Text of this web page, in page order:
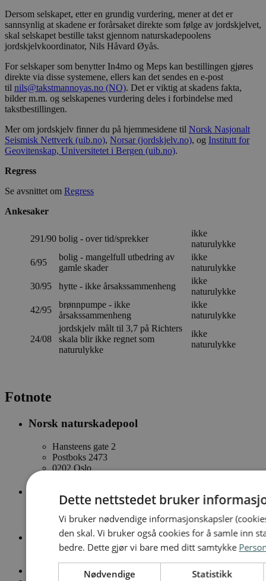
Dersom selskapet, etter en grundig vurdering, mener at det er
sannsynlig at skadene er forårsaket direkte som følge av jordskjelvet,
skal selskapet bestille takst gjennom naturskadepoolens
jordskjelvkoordinator, Nils Håvard Øyås.
For selskaper som benytter In4mo og Meps kan bestillingen gjøres
direkte via disse systemene, ellers kan det sendes en e-post
til nils@takstmannoyas.no (NO). Det er viktig at skadens fakta,
bilder m.m. og selskapenes vurdering deles i forbindelse med
takstbestillingen.
Mer om jordskjelv finner du på hjemmesidene til Norsk Nasjonalt
Seismisk Nettverk (uib.no), Norsar(jordskjelv.no), og Institutt for
Geovitenskap, Universitetet i Bergen (uib.no).
Regress
Se avsnittet om Regress
Ankesaker
291/90 bolig - over tid/sprekker
ikke
naturulykke
6/95
bolig - mangelfull utbedring av
gamle skader
ikke
naturulykke
30/95
hytte - ikke årsakssammenheng
ikke
naturulykke
42/95
brønnpumpe - ikke
årsakssammenheng
ikke
naturulykke
24/08
jordskjelv målt til 3,7 på Richters
skala blir ikke regnet som
naturulykke
ikke
naturulykke
Fotnote
Norsk naturskadepool
Hansteens gate 2
Postboks 2473
0202 Oslo
naturskade@naturskadepool.no
Telefon
Personvernerklæring
Dette nettstedet bruker
Vi bruker nødvendige informasjonskapsler
den skal. Vi bruker også cookies for å samle inn
bedre. Dette gjør vi bare med ditt samtykke
Nødvendige Statistikk